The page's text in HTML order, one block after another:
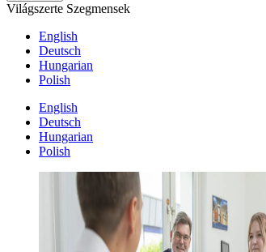
Világszerte Szegmensek
English
Deutsch
Hungarian
Polish
English
Deutsch
Hungarian
Polish